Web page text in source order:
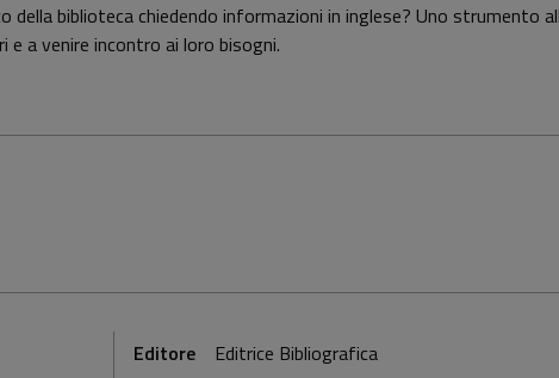
della biblioteca chiedendo informazioni in inglese? Uno
e a venire incontro ai loro bisogni.
Editore Editrice Bibliografica